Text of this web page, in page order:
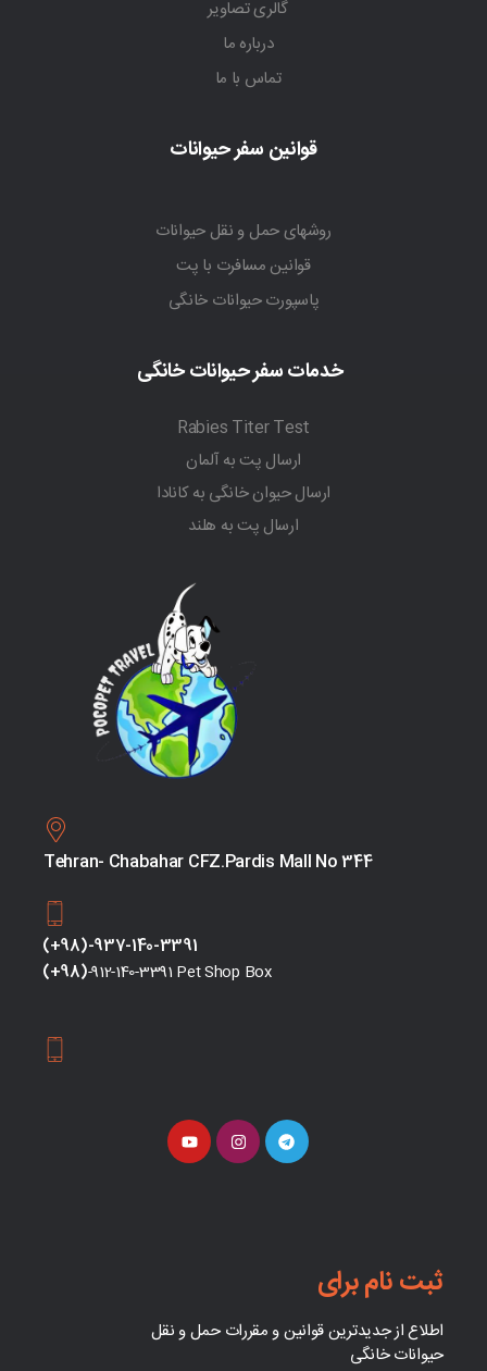
گالری تصاویر
درباره ما
تماس با ما
قوانین سفر حیوانات
روشهای حمل و نقل حیوانات
قوانین مسافرت با پت
پاسپورت حیوانات خانگی
خدمات سفر حیوانات خانگی
Rabies Titer Test
ارسال پت به آلمان
ارسال حیوان خانگی به کانادا
ارسال پت به هلند
Tehran- Chabahar CFZ.Pardis Mall No 344
(+98)-937-140-3391
(+98)-912-140-3391 Pet Shop Box
ثبت نام برای
اطلاع از جدیدترین قوانین و مقررات حمل و نقل
حیوانات خانگی